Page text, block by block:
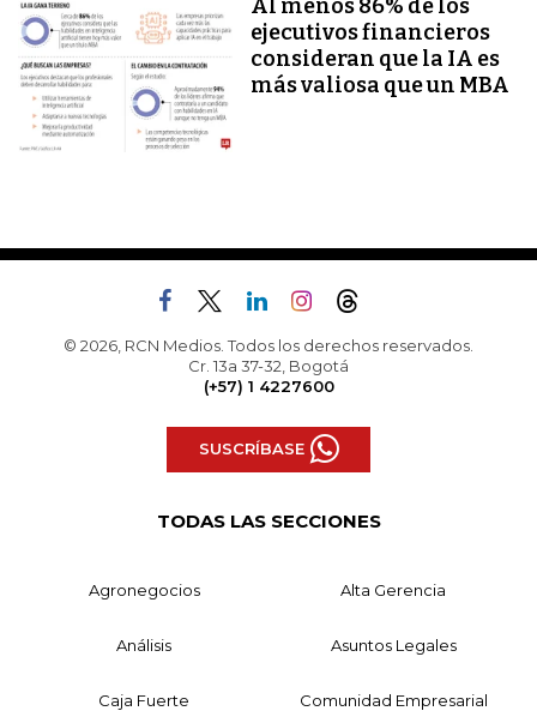
Al menos 86% de los
ejecutivos financieros
consideran que la IA es
más valiosa que un MBA
© 2026, RCN Medios. Todos los derechos reservados.
Cr. 13a 37-32, Bogotá
(+57) 1 4227600
SUSCRÍBASE
TODAS LAS SECCIONES
Agronegocios Alta Gerencia
Análisis Asuntos Legales
Caja Fuerte Comunidad Empresarial